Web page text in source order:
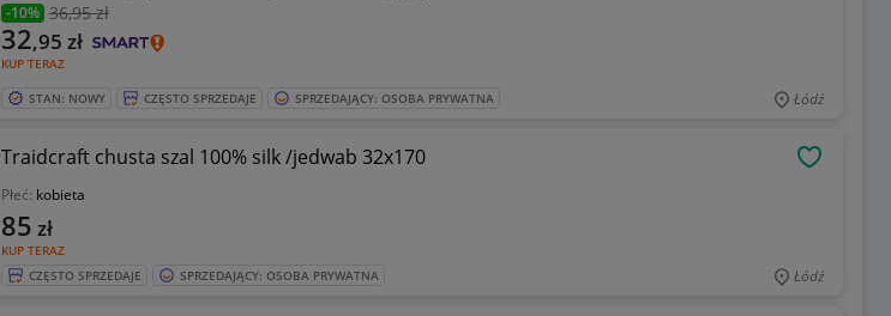
-10% 36,95 zł
KUP TERAZ
32,95 zł
STAN: NOWY CZĘSTO SPRZEDAJE SPRZEDAJĄCY: OSOBA PRYWATNA Łódź
Traidcraft chusta szal 100% silk /jedwab 32x170
Płeć: kobieta
KUP TERAZ
85 zł
CZĘSTO SPRZEDAJE SPRZEDAJĄCY: OSOBA PRYWATNA Łódź